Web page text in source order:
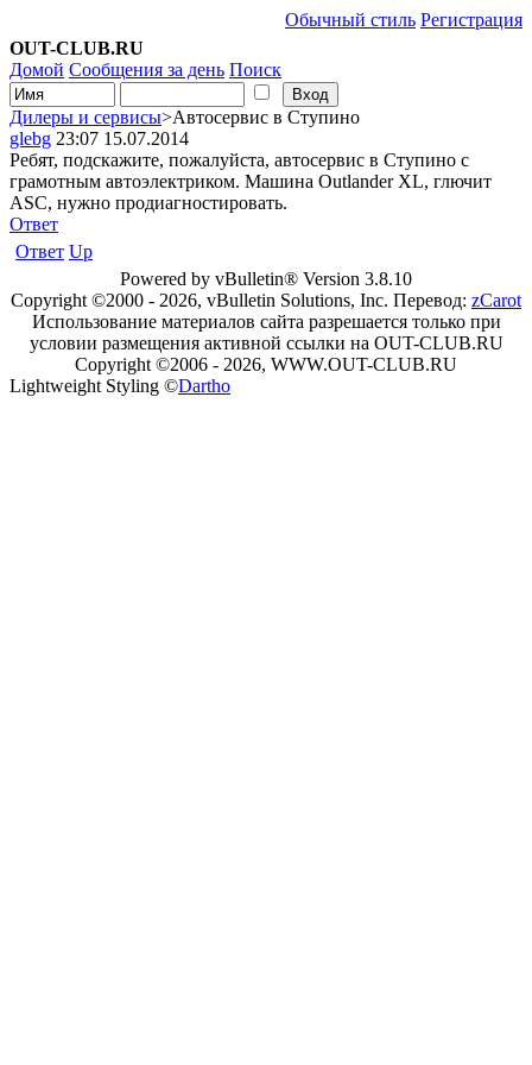
Обычный стиль Регистрация
OUT-CLUB.RU
Домой Сообщения за день Поиск
Дилеры и сервисы>Автосервис в Ступино
glebg 23:07 15.07.2014
Ребят, подскажите, пожалуйста, автосервис в Ступино с
грамотным автоэлектриком. Машина Outlander XL, глючит
ASC, нужно продиагностировать.
Ответ
Ответ Up
Powered by vBulletin® Version 3.8.10
Copyright ©2000 - 2026, vBulletin Solutions, Inc. Перевод: zCarot
Использование материалов сайта разрешается только при
условии размещения активной ссылки на OUT-CLUB.RU
Copyright ©2006 - 2026, WWW.OUT-CLUB.RU
Lightweight Styling ©Dartho